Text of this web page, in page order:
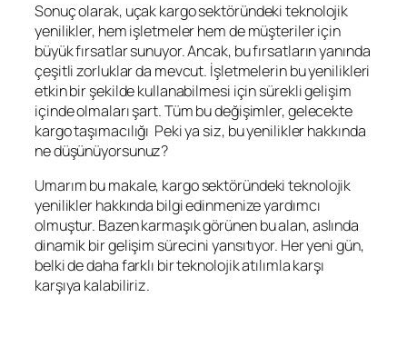
Sonuç olarak, uçak kargo sektöründeki teknolojik
yenilikler, hem işletmeler hem de müşteriler için
büyük fırsatlar sunuyor. Ancak, bu fırsatların yanında
çeşitli zorluklar da mevcut. İşletmelerin bu yenilikleri
etkin bir şekilde kullanabilmesi için sürekli gelişim
içinde olmaları şart. Tüm bu değişimler, gelecekte
kargo taşımacılığı Peki ya siz, bu yenilikler hakkında
ne düşünüyorsunuz?
Umarım bu makale, kargo sektöründeki teknolojik
yenilikler hakkında bilgi edinmenize yardımcı
olmuştur. Bazen karmaşık görünen bu alan, aslında
dinamik bir gelişim sürecini yansıtıyor. Her yeni gün,
belki de daha farklı bir teknolojik atılımla karşı
karşıya kalabiliriz.